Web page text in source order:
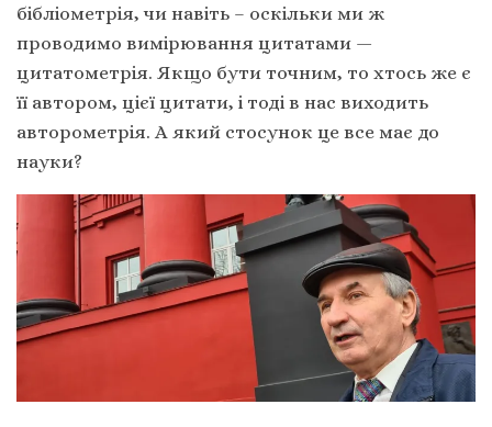
бібліометрія, чи навіть – оскільки ми ж
проводимо вимірювання цитатами —
цитатометрія. Якщо бути точним, то хтось же є
її автором, цієї цитати, і тоді в нас виходить
авторометрія. А який стосунок це все має до
науки?